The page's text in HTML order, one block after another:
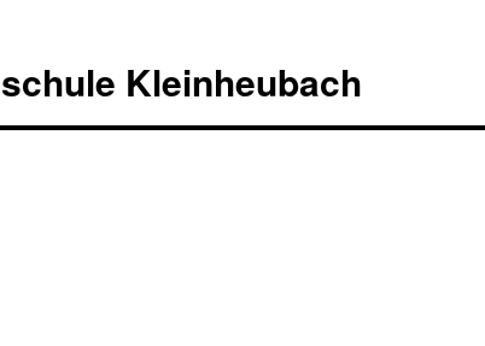
Kleinheubach